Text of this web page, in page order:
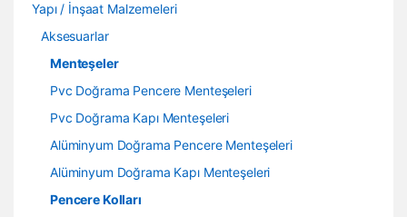
Yapı / İnşaat Malzemeleri
Aksesuarlar
Menteşeler
Pvc Doğrama Pencere Menteşeleri
Pvc Doğrama Kapı Menteşeleri
Alüminyum Doğrama Pencere Menteşeleri
Alüminyum Doğrama Kapı Menteşeleri
Pencere Kolları